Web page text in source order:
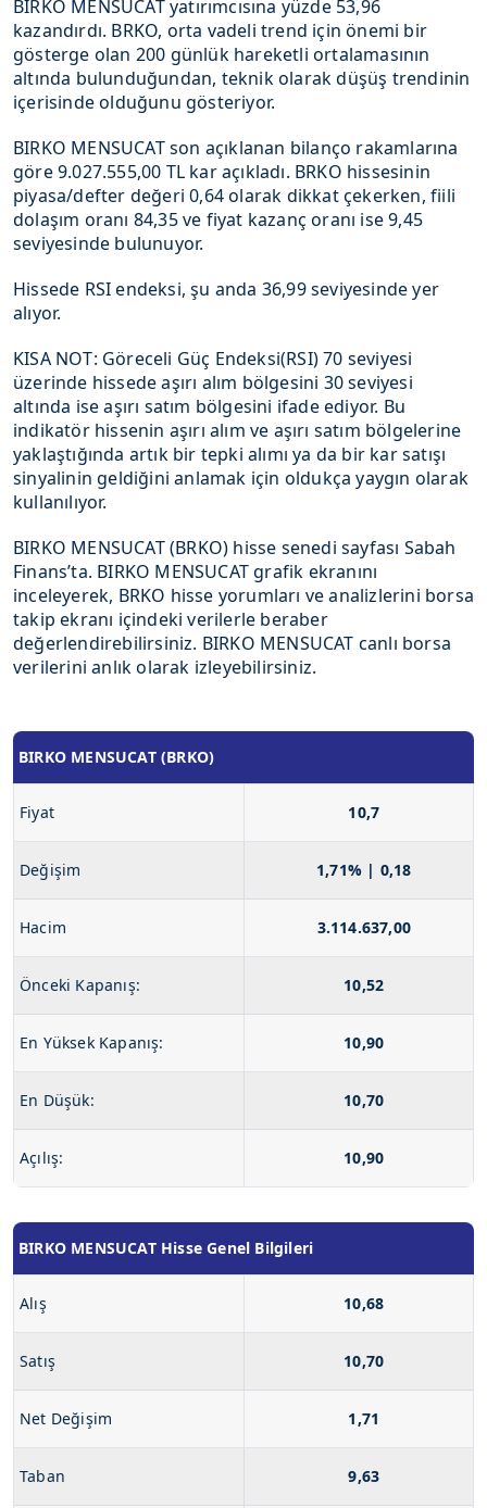
BIRKO MENSUCAT yatırımcısına yüzde 53,96
kazandırdı. BRKO, orta vadeli trend için önemi bir
gösterge olan 200 günlük hareketli ortalamasının
altında bulunduğundan, teknik olarak düşüş trendinin
içerisinde olduğunu gösteriyor.
BIRKO MENSUCAT son açıklanan bilanço rakamlarına
göre 9.027.555,00 TL kar açıkladı. BRKO hissesinin
piyasa/defter değeri 0,64 olarak dikkat çekerken, fiili
dolaşım oranı 84,35 ve fiyat kazanç oranı ise 9,45
seviyesinde bulunuyor.
Hissede RSI endeksi, şu anda 36,99 seviyesinde yer
alıyor.
KISA NOT: Göreceli Güç Endeksi(RSI) 70 seviyesi
üzerinde hissede aşırı alım bölgesini 30 seviyesi
altında ise aşırı satım bölgesini ifade ediyor. Bu
indikatör hissenin aşırı alım ve aşırı satım bölgelerine
yaklaştığında artık bir tepki alımı ya da bir kar satışı
sinyalinin geldiğini anlamak için oldukça yaygın olarak
kullanılıyor.
BIRKO MENSUCAT (BRKO) hisse senedi sayfası Sabah
Finans’ta. BIRKO MENSUCAT grafik ekranını
inceleyerek, BRKO hisse yorumları ve analizlerini borsa
takip ekranı içindeki verilerle beraber
değerlendirebilirsiniz. BIRKO MENSUCAT canlı borsa
verilerini anlık olarak izleyebilirsiniz.
BIRKO MENSUCAT (BRKO)
Fiyat 10,7
Değişim 1,71% | 0,18
Hacim 3.114.637,00
Önceki Kapanış: 10,52
En Yüksek Kapanış: 10,90
En Düşük: 10,70
Açılış: 10,90
BIRKO MENSUCAT Hisse Genel Bilgileri
Alış 10,68
Satış 10,70
Net Değişim 1,71
Taban 9,63